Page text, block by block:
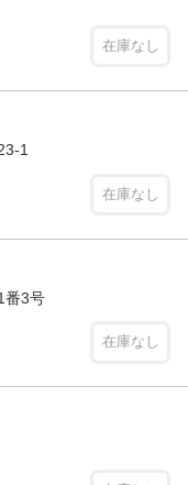
在庫なし
1
在庫なし
番3号
在庫なし